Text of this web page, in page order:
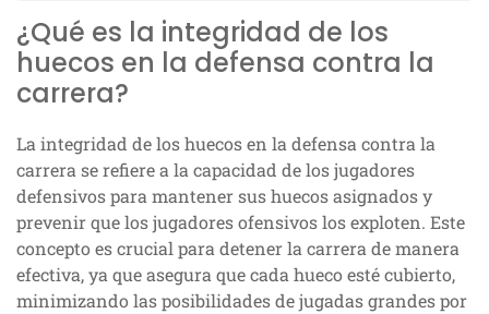
¿Qué es la integridad de los
huecos en la defensa contra la
carrera?
La integridad de los huecos en la defensa contra la
carrera se refiere a la capacidad de los jugadores
defensivos para mantener sus huecos asignados y
prevenir que los jugadores ofensivos los exploten. Este
concepto es crucial para detener la carrera de manera
efectiva, ya que asegura que cada hueco esté cubierto,
minimizando las posibilidades de jugadas grandes por